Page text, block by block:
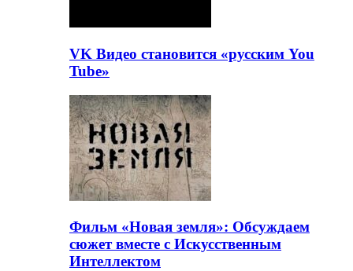
VK Видео становится «русским You
Tube»
Фильм «Новая земля»: Обсуждаем
сюжет вместе с Искусственным
Интеллектом